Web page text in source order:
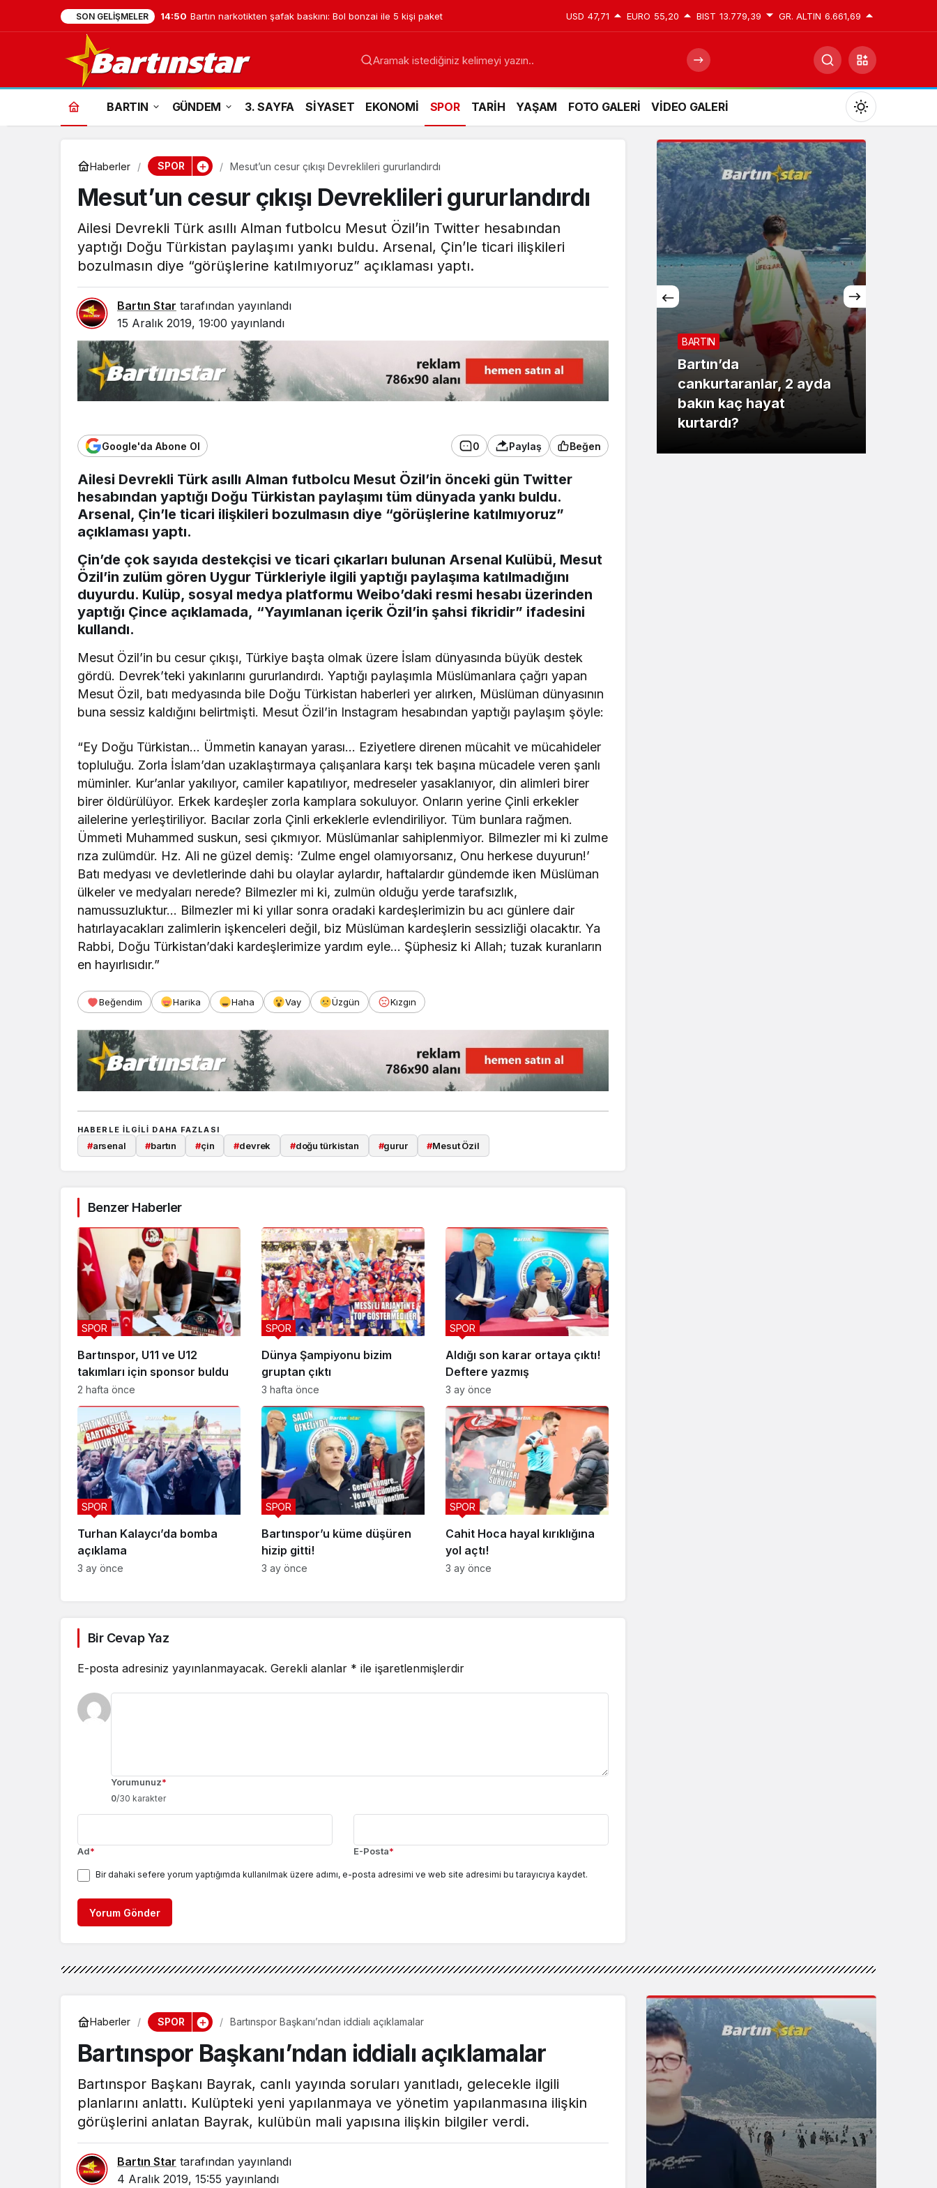
SON GELIŞMELER 14:50 Bartın narkotikten şafak baskını: Bol bonzai ile 5 kişi paket USD 47,71 EURO 55,20 BIST 13.779,39 GR. ALTIN 6.661,69
Aramak istediğiniz kelimeyi yazın..
BARTIN GÜNDEM 3. SAYFA SİYASET EKONOMİ SPOR TARİH YAŞAM FOTO GALERİ VİDEO GALERİ
Mod
değiştir
Gündüz Modu
Gündüz modunu seçin.
Gece Modu
Gece modunu seçin.
Sistem Modu
Sistem modunu seçin.
Haberler SPOR Mesut’un cesur çıkışı Devreklileri gururlandırdı
Mesut’un cesur çıkışı Devreklileri gururlandırdı
Ailesi Devrekli Türk asıllı Alman futbolcu Mesut Özil’in Twitter hesabından
yaptığı Doğu Türkistan paylaşımı yankı buldu. Arsenal, Çin’le ticari ilişkileri
bozulmasın diye “görüşlerine katılmıyoruz” açıklaması yaptı.
Bartın Star tarafından yayınlandı
15 Aralık 2019, 19:00 yayınlandı
Google'da Abone Ol 0 Paylaş Beğen
Ailesi Devrekli Türk asıllı Alman futbolcu Mesut Özil’in önceki gün Twitter
hesabından yaptığı Doğu Türkistan paylaşımı tüm dünyada yankı buldu.
Arsenal, Çin’le ticari ilişkileri bozulmasın diye “görüşlerine katılmıyoruz”
açıklaması yaptı.
Çin’de çok sayıda destekçisi ve ticari çıkarları bulunan Arsenal Kulübü, Mesut
Özil’in zulüm gören Uygur Türkleriyle ilgili yaptığı paylaşıma katılmadığını
duyurdu. Kulüp, sosyal medya platformu Weibo’daki resmi hesabı üzerinden
yaptığı Çince açıklamada, “Yayımlanan içerik Özil’in şahsi fikridir” ifadesini
kullandı.
Mesut Özil’in bu cesur çıkışı, Türkiye başta olmak üzere İslam dünyasında büyük destek
gördü. Devrek’teki yakınlarını gururlandırdı. Yaptığı paylaşımla Müslümanlara çağrı yapan
Mesut Özil, batı medyasında bile Doğu Türkistan haberleri yer alırken, Müslüman dünyasının
buna sessiz kaldığını belirtmişti. Mesut Özil’in Instagram hesabından yaptığı paylaşım şöyle:
“Ey Doğu Türkistan… Ümmetin kanayan yarası… Eziyetlere direnen mücahit ve mücahideler
topluluğu. Zorla İslam’dan uzaklaştırmaya çalışanlara karşı tek başına mücadele veren şanlı
müminler. Kur’anlar yakılıyor, camiler kapatılıyor, medreseler yasaklanıyor, din alimleri birer
birer öldürülüyor. Erkek kardeşler zorla kamplara sokuluyor. Onların yerine Çinli erkekler
ailelerine yerleştiriliyor. Bacılar zorla Çinli erkeklerle evlendiriliyor. Tüm bunlara rağmen.
Ümmeti Muhammed suskun, sesi çıkmıyor. Müslümanlar sahiplenmiyor. Bilmezler mi ki zulme
rıza zulümdür. Hz. Ali ne güzel demiş: ‘Zulme engel olamıyorsanız, Onu herkese duyurun!’
Batı medyası ve devletlerinde dahi bu olaylar aylardır, haftalardır gündemde iken Müslüman
ülkeler ve medyaları nerede? Bilmezler mi ki, zulmün olduğu yerde tarafsızlık,
namussuzluktur… Bilmezler mi ki yıllar sonra oradaki kardeşlerimizin bu acı günlere dair
hatırlayacakları zalimlerin işkenceleri değil, biz Müslüman kardeşlerin sessizliği olacaktır. Ya
Rabbi, Doğu Türkistan’daki kardeşlerimize yardım eyle… Şüphesiz ki Allah; tuzak kuranların
en hayırlısıdır.”
Beğendim Harika Haha Vay Üzgün Kızgın
HABERLE ILGILI DAHA FAZLASI
#arsenal #bartın #çin #devrek #doğu türkistan #gurur #Mesut Özil
Benzer Haberler
Bartınspor, U11 ve U12
takımları için sponsor buldu
SPOR
2 hafta önce
Dünya Şampiyonu bizim
gruptan çıktı
SPOR
3 hafta önce
Aldığı son karar ortaya çıktı!
Deftere yazmış
SPOR
3 ay önce
Turhan Kalaycı’da bomba
açıklama
SPOR
3 ay önce
Bartınspor’u küme düşüren
hizip gitti!
SPOR
3 ay önce
Cahit Hoca hayal kırıklığına
yol açtı!
SPOR
3 ay önce
Bir Cevap Yaz
E-posta adresiniz yayınlanmayacak. Gerekli alanlar * ile işaretlenmişlerdir
Yorumunuz*
0/30 karakter
Ad* E-Posta*
Bir dahaki sefere yorum yaptığımda kullanılmak üzere adımı, e-posta adresimi ve web site adresimi bu tarayıcıya kaydet.
Yorum Gönder
3. SAYFA
Ankara’dan İnkumu’na
tatile gelmişti!
BARTIN
Bartın’da
cankurtaranlar, 2 ayda
bakın kaç hayat
kurtardı?
Haberler SPOR Bartınspor Başkanı’ndan iddialı açıklamalar
Bartınspor Başkanı’ndan iddialı açıklamalar
Bartınspor Başkanı Bayrak, canlı yayında soruları yanıtladı, gelecekle ilgili
planlarını anlattı. Kulüpteki yeni yapılanmaya ve yönetim yapılanmasına ilişkin
görüşlerini anlatan Bayrak, kulübün mali yapısına ilişkin bilgiler verdi.
Bartın Star tarafından yayınlandı
4 Aralık 2019, 15:55 yayınlandı